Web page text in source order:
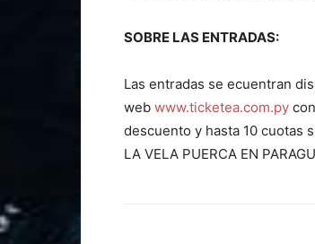
SOBRE LAS ENTRADAS:
Las entradas se ecuentran
web www.ticketea.com.py
descuento y hasta 10 cuotas
LA VELA PUERCA EN